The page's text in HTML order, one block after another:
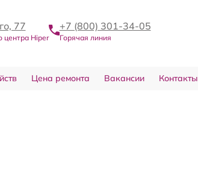
77
центра Hiper
+7 (800) 301-34-05
Горячая линия
Цена ремонта Вакансии Контакты